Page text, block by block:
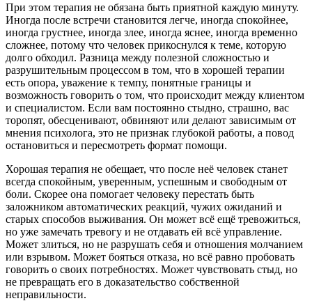
При этом терапия не обязана быть приятной каждую минуту.
Иногда после встречи становится легче, иногда спокойнее,
иногда грустнее, иногда злее, иногда яснее, иногда временно
сложнее, потому что человек прикоснулся к теме, которую
долго обходил. Разница между полезной сложностью и
разрушительным процессом в том, что в хорошей терапии
есть опора, уважение к темпу, понятные границы и
возможность говорить о том, что происходит между клиентом
и специалистом. Если вам постоянно стыдно, страшно, вас
торопят, обесценивают, обвиняют или делают зависимым от
мнения психолога, это не признак глубокой работы, а повод
остановиться и пересмотреть формат помощи.
Хорошая терапия не обещает, что после неё человек станет
всегда спокойным, уверенным, успешным и свободным от
боли. Скорее она помогает человеку перестать быть
заложником автоматических реакций, чужих ожиданий и
старых способов выживания. Он может всё ещё тревожиться,
но уже замечать тревогу и не отдавать ей всё управление.
Может злиться, но не разрушать себя и отношения молчанием
или взрывом. Может бояться отказа, но всё равно пробовать
говорить о своих потребностях. Может чувствовать стыд, но
не превращать его в доказательство собственной
неправильности.